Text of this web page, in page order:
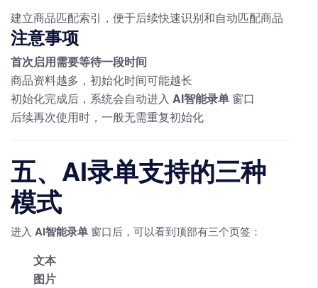
建立商品匹配索引，便于后续快速识别和自动匹配商品
注意事项
首次启用需要等待一段时间
商品资料越多，初始化时间可能越长
初始化完成后，系统会自动进入 AI智能录单 窗口
后续再次使用时，一般无需重复初始化
五、AI录单支持的三种
模式
进入 AI智能录单 窗口后，可以看到顶部有三个页签：
文本
图片